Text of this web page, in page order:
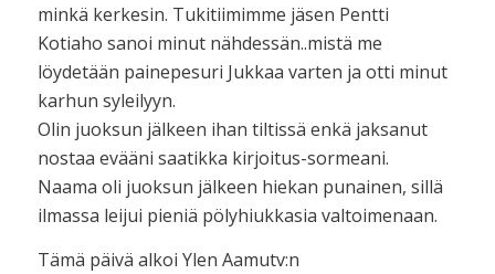
minkä kerkesin. Tukitiimimme jäsen Pentti
Kotiaho sanoi minut nähdessän..mistä me
löydetään painepesuri Jukkaa varten ja otti minut
karhun syleilyyn.
Olin juoksun jälkeen ihan tiltissä enkä jaksanut
nostaa evääni saatikka kirjoitus-sormeani.
Naama oli juoksun jälkeen hiekan punainen, sillä
ilmassa leijui pieniä pölyhiukkasia valtoimenaan.
Tämä päivä alkoi Ylen Aamutv:n